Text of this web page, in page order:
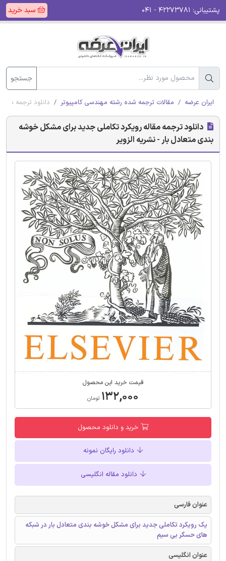
پشتیبانی: سبد خرید
جستجو
ایران عرضه مقالات ترجمه شده رشته مهندسی کامپیوتر دانلود ترجمه
دانلود ترجمه مقاله رویکرد تکاملی جدید برای مشکل خوشه
بندی متعادل بار - نشریه الزویر
قیمت خرید این محصول
۱۳۲,۰۰۰ تومان
خرید و دانلود محصول
دانلود رایگان نمونه
دانلود مقاله انگلیسی
عنوان فارسی
یک رویکرد تکاملی جدید برای مشکل خوشه بندی متعادل بار در شبکه
های حسگر بی سیم
عنوان انگلیسی